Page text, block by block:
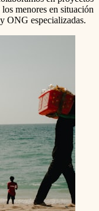
menores en situación
ONG especializadas.